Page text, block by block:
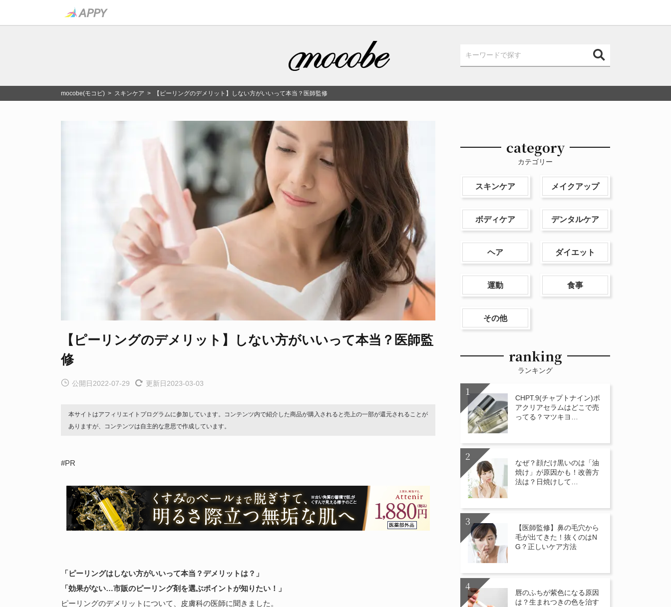
mocobe(モコビ) > スキンケア > 【ピーリングのデメリット】しない方がいいって本当？医師監修
【ピーリングのデメリット】しない方がいいって本当？医師監
修
公開日2022-07-29 更新日2023-03-03
本サイトはアフィリエイトプログラムに参加しています。コンテンツ内で紹介した商品が購入されると売上の一部が還元されることが
ありますが、コンテンツは自主的な意思で作成しています。
#PR
「ピーリングはしない方がいいって本当？デメリットは？」
「効果がない…市販のピーリング剤を選ぶポイントが知りたい！」
ピーリングのデメリットについて、皮膚科の医師に聞きました。
category
カテゴリー
スキンケア メイクアップ
ボディケア デンタルケア
ヘア ダイエット
運動 食事
その他
ranking
ランキング
CHPT.9(チャプトナイン)ポ
アクリアセラムはどこで売
ってる？マツキヨ…
なぜ？顔だけ黒いのは「油
焼け」が原因かも！改善方
法は？日焼けして…
【医師監修】鼻の毛穴から
毛が出てきた！抜くのはN
G？正しいケア方法
唇のふちが紫色になる原因
は？生まれつきの色を治す